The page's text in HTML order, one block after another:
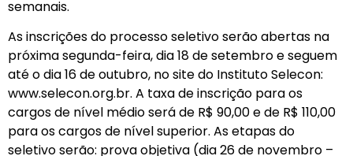
semanais.
As inscrições do processo seletivo serão abertas na
próxima segunda-feira, dia 18 de setembro e seguem
até o dia 16 de outubro, no site do Instituto Selecon:
www.selecon.org.br. A taxa de inscrição para os
cargos de nível médio será de R$ 90,00 e de R$ 110,00
para os cargos de nível superior. As etapas do
seletivo serão: prova objetiva (dia 26 de novembro –